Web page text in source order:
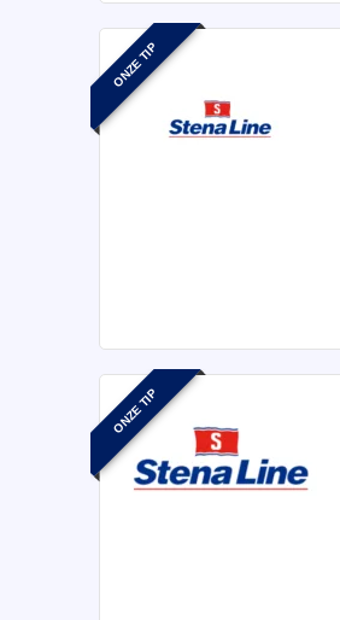
ONZE TIP
ONZE TIP